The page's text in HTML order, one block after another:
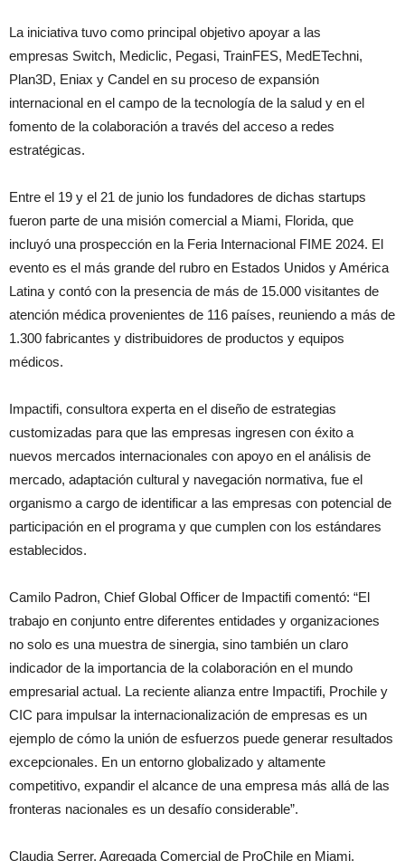
La iniciativa tuvo como principal objetivo apoyar a las
empresas Switch, Mediclic, Pegasi, TrainFES, MedETechni,
Plan3D, Eniax y Candel en su proceso de expansión
internacional en el campo de la tecnología de la salud y en el
fomento de la colaboración a través del acceso a redes
estratégicas.
Entre el 19 y el 21 de junio los fundadores de dichas startups
fueron parte de una misión comercial a Miami, Florida, que
incluyó una prospección en la Feria Internacional FIME 2024. El
evento es el más grande del rubro en Estados Unidos y América
Latina y contó con la presencia de más de 15.000 visitantes de
atención médica provenientes de 116 países, reuniendo a más de
1.300 fabricantes y distribuidores de productos y equipos
médicos.
Impactifi, consultora experta en el diseño de estrategias
customizadas para que las empresas ingresen con éxito a
nuevos mercados internacionales con apoyo en el análisis de
mercado, adaptación cultural y navegación normativa, fue el
organismo a cargo de identificar a las empresas con potencial de
participación en el programa y que cumplen con los estándares
establecidos.
Camilo Padron, Chief Global Officer de Impactifi comentó: “El
trabajo en conjunto entre diferentes entidades y organizaciones
no solo es una muestra de sinergia, sino también un claro
indicador de la importancia de la colaboración en el mundo
empresarial actual. La reciente alianza entre Impactifi, Prochile y
CIC para impulsar la internacionalización de empresas es un
ejemplo de cómo la unión de esfuerzos puede generar resultados
excepcionales. En un entorno globalizado y altamente
competitivo, expandir el alcance de una empresa más allá de las
fronteras nacionales es un desafío considerable”.
Claudia Serrer, Agregada Comercial de ProChile en Miami,